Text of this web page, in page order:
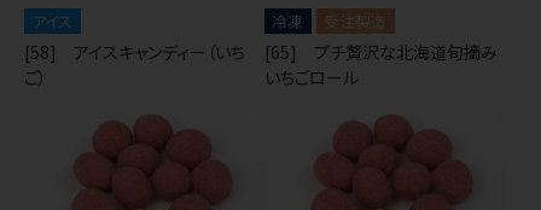
アイス
[58] アイスキャンディー（いち
ご）
冷凍 受注製造
[65] プチ贅沢な北海道旬摘み
いちごロール